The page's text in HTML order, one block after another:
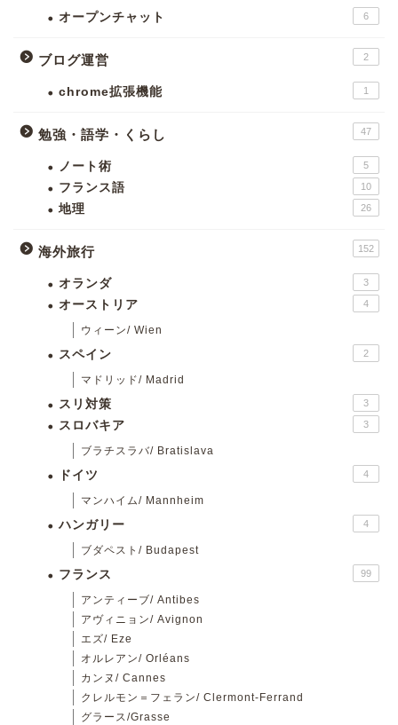
オープンチャット 6
ブログ運営 2
chrome拡張機能 1
勉強・語学・くらし 47
ノート術 5
フランス語 10
地理 26
海外旅行 152
オランダ 3
オーストリア 4
ウィーン/ Wien
スペイン 2
マドリッド/ Madrid
スリ対策 3
スロバキア 3
ブラチスラバ/ Bratislava
ドイツ 4
マンハイム/ Mannheim
ハンガリー 4
ブダペスト/ Budapest
フランス 99
アンティーブ/ Antibes
アヴィニョン/ Avignon
エズ/ Eze
オルレアン/ Orléans
カンヌ/ Cannes
クレルモン＝フェラン/ Clermont-Ferrand
グラース/Grasse